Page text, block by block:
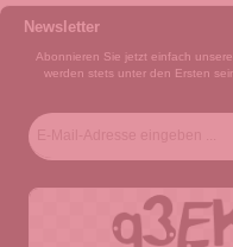
Newsletter
Abonnieren Sie jetzt einfach
werden stets unter den Ersten